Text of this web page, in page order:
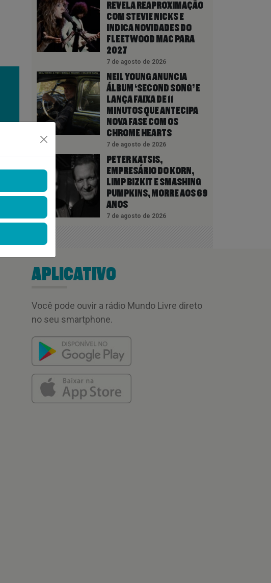
REVELA REAPROXIMAÇÃO
COM STEVIE NICKS E
INDICA NOVIDADES DO
FLEETWOOD MAC PARA
2027
7 de agosto de 2026
NEIL YOUNG ANUNCIA
ÁLBUM ‘SECOND SONG’ E
LANÇA FAIXA DE 11
MINUTOS QUE ANTECIPA
NOVA FASE COM OS
CHROME HEARTS
7 de agosto de 2026
PETER KATSIS,
EMPRESÁRIO DO KORN,
LIMP BIZKIT E SMASHING
PUMPKINS, MORRE AOS 69
ANOS
7 de agosto de 2026
APLICATIVO
Você pode ouvir a rádio Mundo Livre direto
no seu smartphone.